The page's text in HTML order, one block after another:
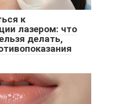
к
лазером: что
делать,